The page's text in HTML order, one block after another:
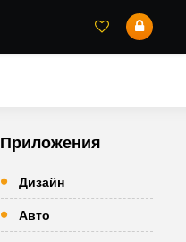
Приложения
Дизайн
Авто